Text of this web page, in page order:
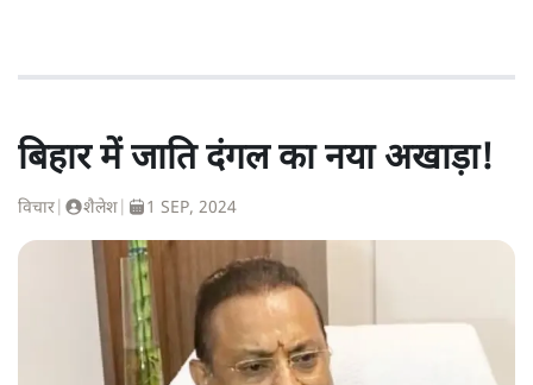
बिहार में जाति दंगल का नया अखाड़ा!
विचार शैलेश 1 SEP, 2024